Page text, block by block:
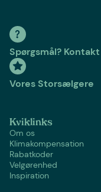
Spørgsmål?
Vores Storsælgere
Kviklinks
Om os
Klimakompensation
Rabatkoder
Velgørenhed
Inspiration